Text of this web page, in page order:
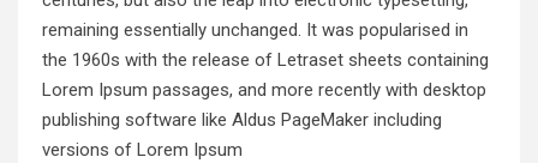
remaining essentially unchanged. It was popularised in
the 1960s with the release of Letraset sheets containing
Lorem Ipsum passages, and more recently with desktop
publishing software like Aldus PageMaker including
versions of Lorem Ipsum